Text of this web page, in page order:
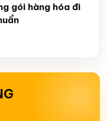
gói hàng hóa đi